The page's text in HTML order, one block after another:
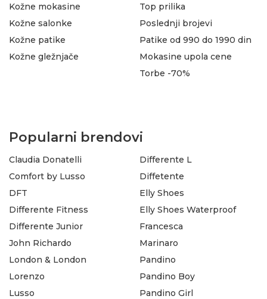
Kožne mokasine
Kožne salonke
Kožne patike
Kožne gležnjače
Top prilika
Poslednji brojevi
Patike od 990 do 1990 din
Mokasine upola cene
Torbe -70%
Popularni brendovi
Claudia Donatelli
Comfort by Lusso
DFT
Differente Fitness
Differente Junior
Differente L
Diffetente
Elly Shoes
Elly Shoes Waterproof
Francesca
John Richardo
London & London
Lorenzo
Lusso
Marinaro
Pandino
Pandino Boy
Pandino Girl